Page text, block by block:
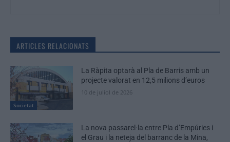
ARTICLES RELACIONATS
Societat
La Ràpita optarà al Pla de Barris amb un
projecte valorat en 12,5 milions d’euros
10 de juliol de 2026
La nova passarel·la entre Pla d’Empúries i
el Grau i la neteja del barranc de la Mina,